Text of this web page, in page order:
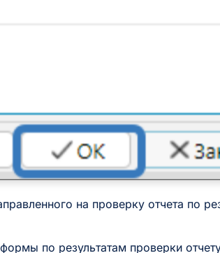
на проверку отчета по
по результатам проверки